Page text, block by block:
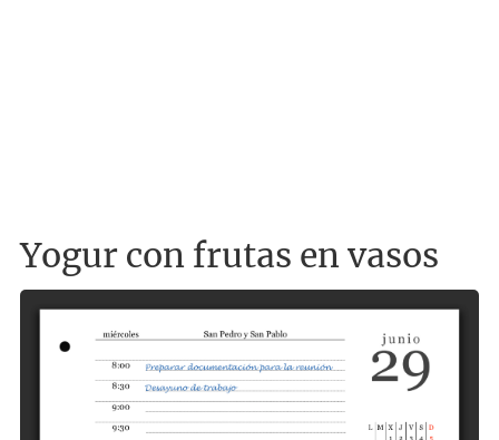
Yogur con frutas en vasos